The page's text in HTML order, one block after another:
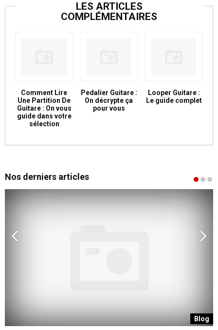
LES ARTICLES
COMPLÉMENTAIRES
Comment Lire
Une Partition De
Guitare : On vous
guide dans votre
sélection
Pedalier Guitare :
On décrypte ça
pour vous
Looper Guitare :
Le guide complet
Nos derniers articles
Blog